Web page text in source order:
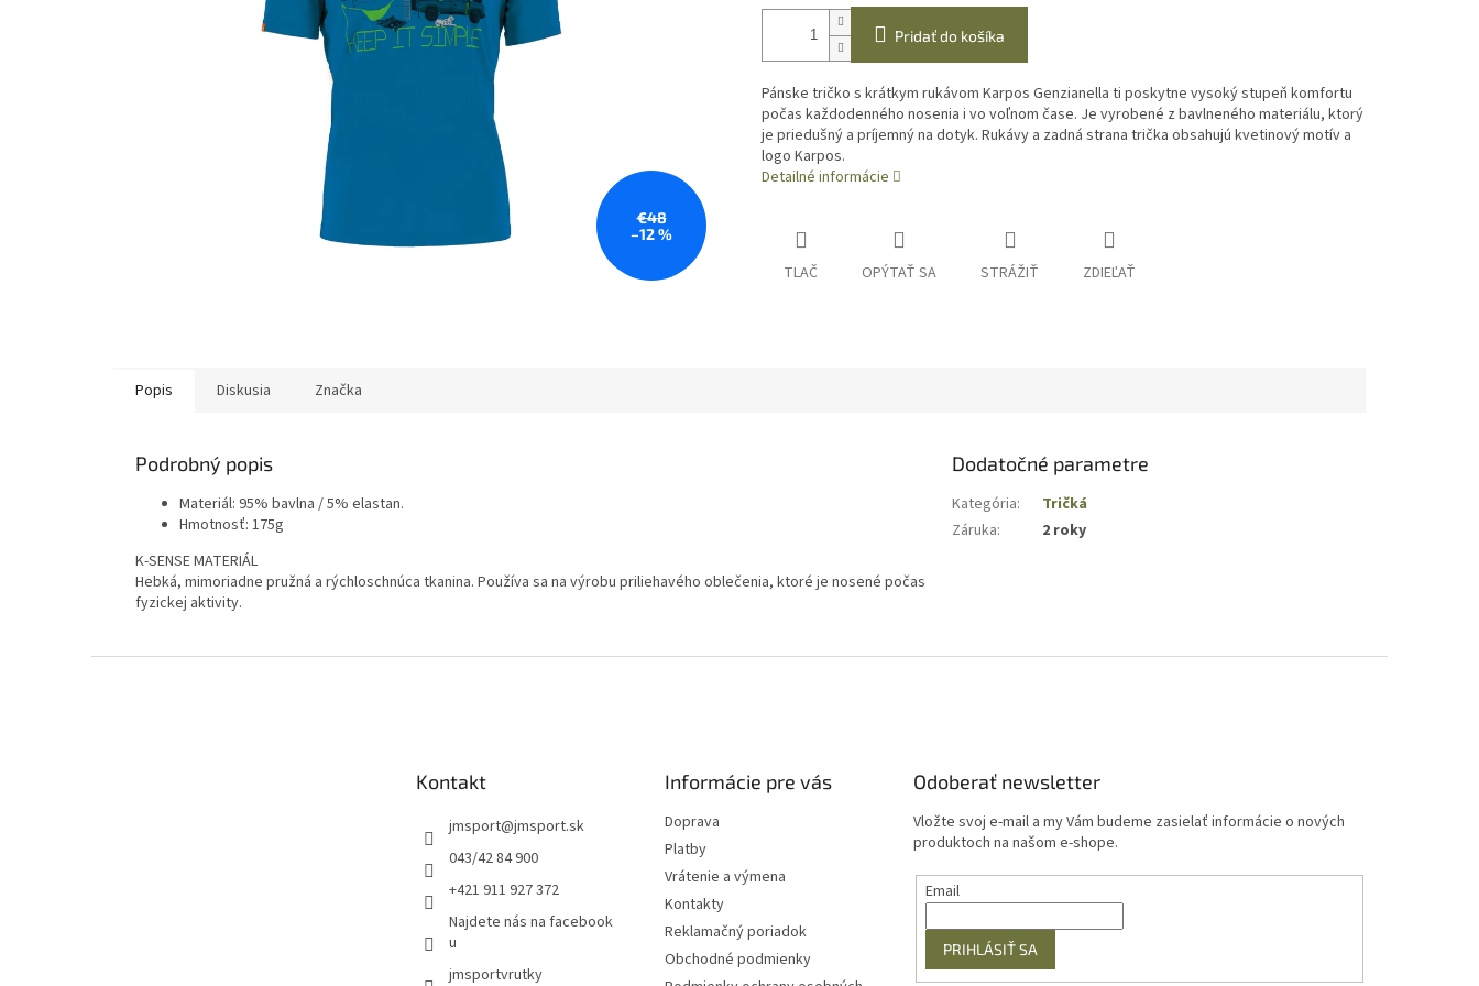
€48
–12 %
Pridať do košíka
Pánske tričko s krátkym rukávom Karpos Genzianella ti poskytne vysoký stupeň komfortu
počas každodenného nosenia i vo voľnom čase. Je vyrobené z bavlneného materiálu, ktorý
je priedušný a príjemný na dotyk. Rukávy a zadná strana trička obsahujú kvetinový motív a
logo Karpos.
Detailné informácie
TLAČ OPÝTAŤ SA STRÁŽIŤ ZDIEĽAŤ
Popis Diskusia Značka
Podrobný popis
Materiál: 95% bavlna / 5% elastan.
Hmotnosť: 175g
K-SENSE MATERIÁL
Hebká, mimoriadne pružná a rýchloschnúca tkanina. Používa sa na výrobu priliehavého oblečenia, ktoré je nosené počas
fyzickej aktivity.
Dodatočné parametre
Kategória:
Tričká
Záruka: 2 roky
Kontakt
jmsport@jmsport.sk
043/42 84 900
+421 911 927 372
Najdete nás na facebook
u
jmsportvrutky
Informácie pre vás
Doprava
Platby
Vrátenie a výmena
Kontakty
Reklamačný poriadok
Obchodné podmienky
Odoberať newsletter
Vložte svoj e-mail a my Vám budeme zasielať informácie o nových
produktoch na našom e-shope.
Email
PRIHLÁSIŤ SA